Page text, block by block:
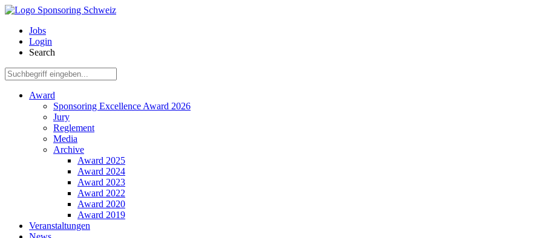
Menu
Jobs
Login
Search
Suche:
Award
Sponsoring Excellence Award 2026
Jury
Reglement
Media
Archive
Award 2025
Award 2024
Award 2023
Award 2022
Award 2020
Award 2019
Veranstaltungen